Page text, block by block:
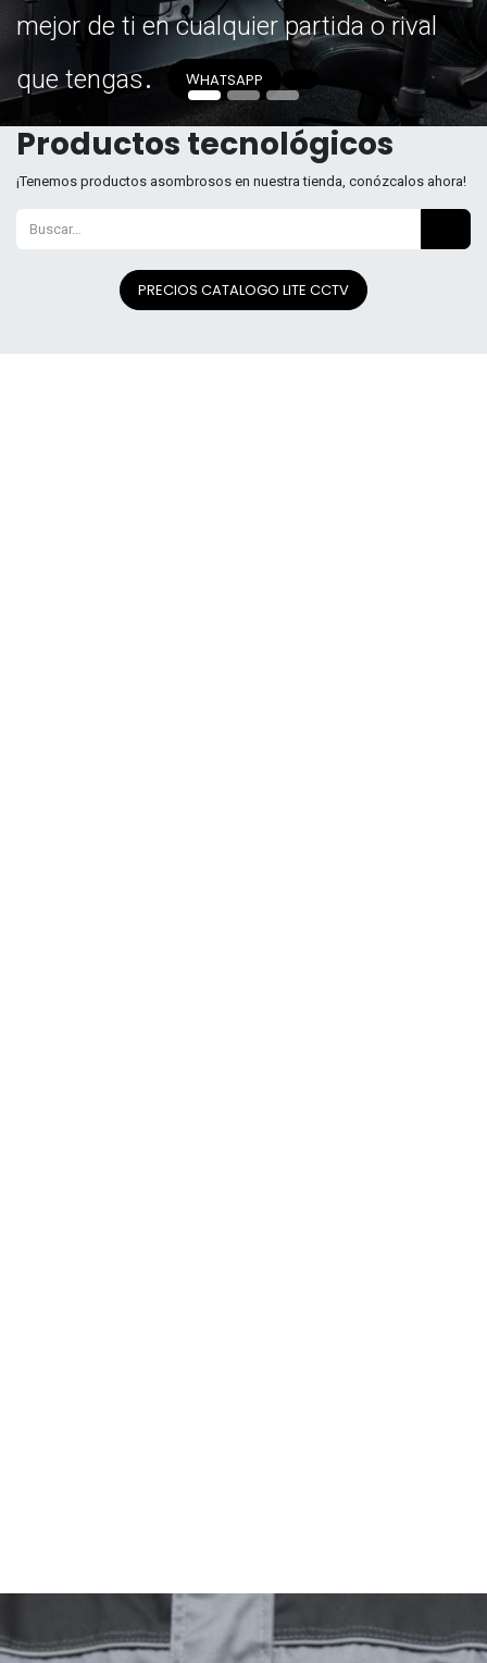
mejor de ti en cualquier partida o rival
que tengas. WHATSAPP
Productos tecnológicos
¡Tenemos productos asombrosos en nuestra tienda, conózcalos ahora!
PRECIOS CATALOGO LITE CCTV